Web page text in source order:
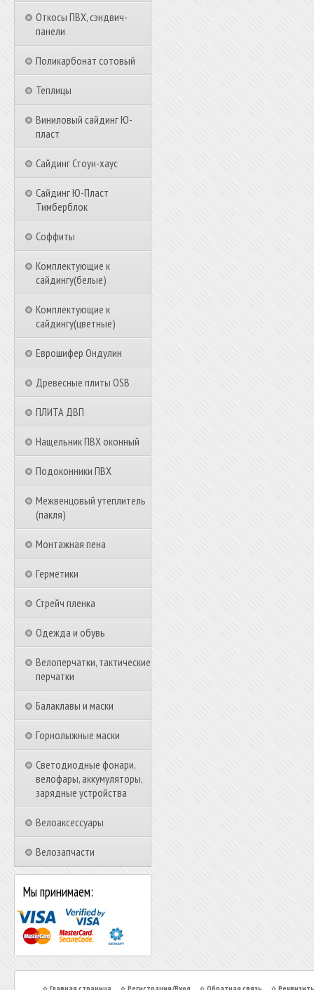
Откосы ПВХ, сэндвич-
панели
Поликарбонат сотовый
Теплицы
Виниловый сайдинг Ю-
пласт
Сайдинг Стоун-хаус
Сайдинг Ю-Пласт
Тимберблок
Соффиты
Комплектующие к
сайдингу(белые)
Комплектующие к
сайдингу(цветные)
Еврошифер Ондулин
Древесные плиты OSB
ПЛИТА ДВП
Нащельник ПВХ оконный
Подоконники ПВХ
Межвенцовый утеплитель
(пакля)
Монтажная пена
Герметики
Стрейч пленка
Одежда и обувь
Велоперчатки, тактические
перчатки
Балаклавы и маски
Горнолыжные маски
Светодиодные фонари,
велофары, аккумуляторы,
зарядные устройства
Велоаксессуары
Велозапчасти
Мы принимаем: